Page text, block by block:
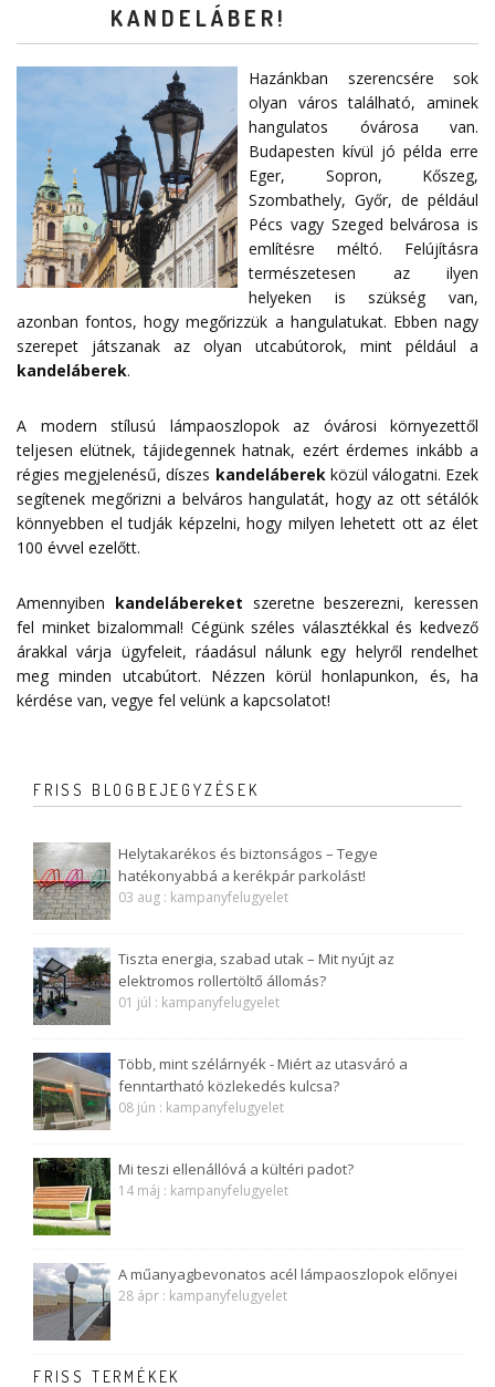
KANDELÁBER!
Hazánkban szerencsére sok
olyan város található, aminek
hangulatos óvárosa van.
Budapesten kívül jó példa erre
Eger, Sopron, Kőszeg,
Szombathely, Győr, de például
Pécs vagy Szeged belvárosa is
említésre méltó. Felújításra
természetesen az ilyen
helyeken is szükség van,
azonban fontos, hogy megőrizzük a hangulatukat. Ebben nagy
szerepet játszanak az olyan utcabútorok, mint például a
kandeláberek.
A modern stílusú lámpaoszlopok az óvárosi környezettől
teljesen elütnek, tájidegennek hatnak, ezért érdemes inkább a
régies megjelenésű, díszes kandeláberekközül válogatni. Ezek
segítenek megőrizni a belváros hangulatát, hogy az ott sétálók
könnyebben el tudják képzelni, hogy milyen lehetett ott az élet
100 évvel ezelőtt.
Amennyiben kandelábereket szeretne beszerezni, keressen
fel minket bizalommal! Cégünk széles választékkal és kedvező
árakkal várja ügyfeleit, ráadásul nálunk egy helyről rendelhet
meg minden utcabútort. Nézzen körül honlapunkon, és, ha
kérdése van, vegye fel velünk a kapcsolatot!
FRISS BLOGBEJEGYZÉSEK
Helytakarékos és biztonságos – Tegye
hatékonyabbá a kerékpár parkolást!
03 aug : kampanyfelugyelet
Tiszta energia, szabad utak – Mit nyújt az
elektromos rollertöltő állomás?
01 júl : kampanyfelugyelet
Több, mint szélárnyék - Miért az utasváró a
fenntartható közlekedés kulcsa?
08 jún : kampanyfelugyelet
Mi teszi ellenállóvá a kültéri padot?
14 máj : kampanyfelugyelet
A műanyagbevonatos acél lámpaoszlopok előnyei
28 ápr : kampanyfelugyelet
FRISS TERMÉKEK